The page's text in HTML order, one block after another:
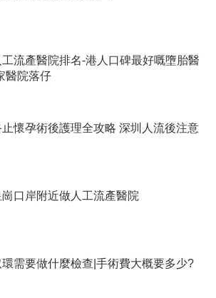
流產醫院排名-港人口碑最好嘅墮胎醫
醫院落仔
懷孕術後護理全攻略 深圳人流後注意
口岸附近做人工流產醫院
需要做什麼檢查|手術費大概要多少?